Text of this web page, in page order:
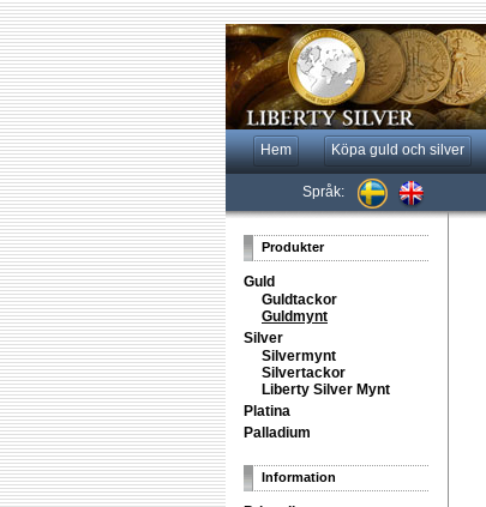
Hem Köpa guld och silver
Språk:
Produkter
Guld
Guldtackor
Guldmynt
Silver
Silvermynt
Silvertackor
Liberty Silver Mynt
Platina
Palladium
Information